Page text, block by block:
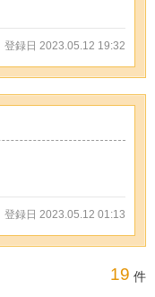
登録日 2023.05.12 19:32
登録日 2023.05.12 01:13
19 件